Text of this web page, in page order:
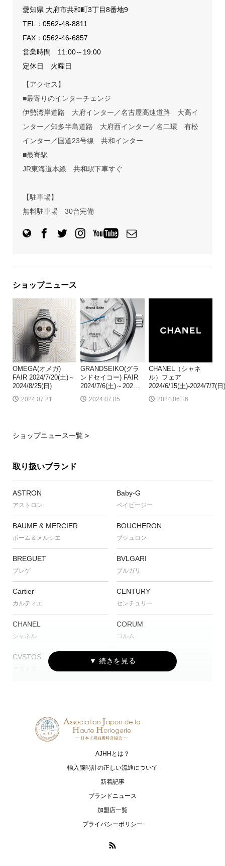
愛知県 大府市共和町3丁目8番地9
TEL： 0562-48-8811
FAX：0562-46-6857
営業時間 11:00～19:00
定休日 火曜日
【アクセス】
■最寄りのインターチェンジ
伊勢湾岸道路 大府インター／名古屋高速道路 大高イ
ンター／知多半島道路 大府西インター／名二環 有松
インター／国道23号線 共和インター
■最寄駅
JR東海道本線 共和駅下車すぐ
【駐車場】
無料駐車場 30台完備
ショップニュース
OMEGA(オメガ)
FAIR 2024/7/20(土)～
2024/8/25(日)
2024.07.21
GRANDSEIKO(グラ
ンドセイコー) FAIR
2024/7/6(土)～202…
2024.07.05
CHANEL（シャネ
ル）フェア
2024/6/15(土)-2024/7/7(日)
2024.06.16
ショップニュース一覧 >
取り扱いブランド
ASTRON
アストロン
Baby-G
ベイビージー
BAUME & MERCIER
ボーム＆メルシエ
BOUCHERON
ブシュロン
BREGUET
ブレゲ
BVLGARI
ブルガリ
Cartier
カルティエ
CENTURY
センチュリー
CHANEL
シャネル
CORUM
コルム
CVSTOS EDOX
G-SHOCK
ジーショック
HARRY WINSTON
ハリー・ウィンストン
I.T.A.
アイ･ティー･エー
アイ・ダブリュー・シー シャフハ
ローリーロドキン
AJHHとは？
輸入腕時計の正しい流通について
新着記事
ブランドニュース
加盟店一覧
プライバシーポリシー